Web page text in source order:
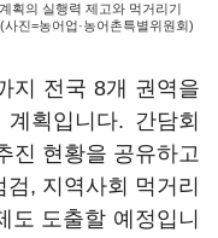
획의 실행력 제고와 먹거리기
진=농어업·농어촌특별위원회)
지 전국 8개 권역을
획입니다. 간담회
진 현황을 공유하고
, 지역사회 먹거리
도출할 예정입니